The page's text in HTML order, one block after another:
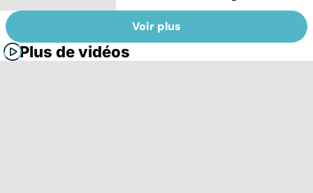
Voir plus
Plus de vidéos